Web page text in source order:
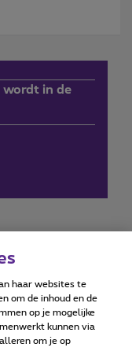
wordt in de
statement
haar websites te
om de inhoud en de
op je mogelijke
kunnen via
om je op